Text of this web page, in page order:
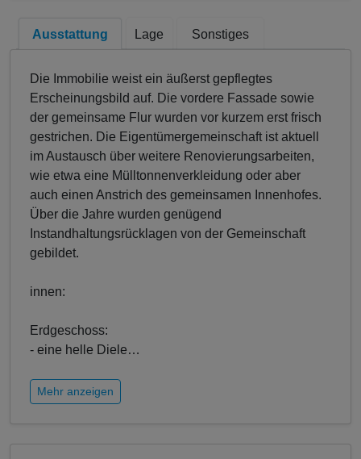
Ausstattung Lage Sonstiges
Die Immobilie weist ein äußerst gepflegtes
Erscheinungsbild auf. Die vordere Fassade sowie
der gemeinsame Flur wurden vor kurzem erst frisch
gestrichen. Die Eigentümergemeinschaft ist aktuell
im Austausch über weitere Renovierungsarbeiten,
wie etwa eine Mülltonnenverkleidung oder aber
auch einen Anstrich des gemeinsamen Innenhofes.
Über die Jahre wurden genügend
Instandhaltungsrücklagen von der Gemeinschaft
gebildet.
innen:
Erdgeschoss:
- eine helle Diele…
Mehr anzeigen